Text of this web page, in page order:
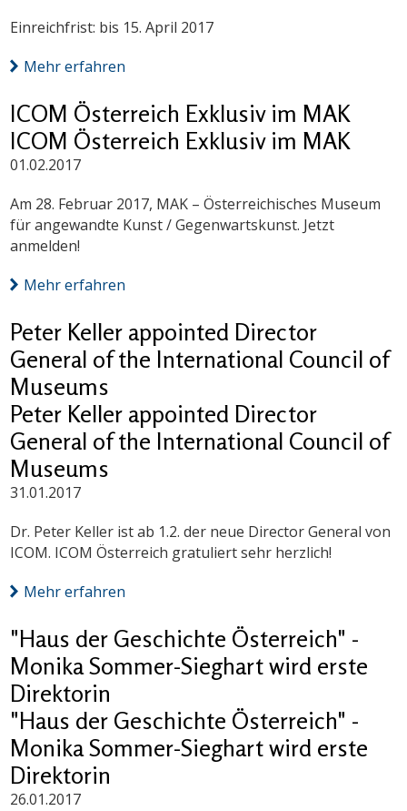
Einreichfrist: bis 15. April 2017
Mehr erfahren
ICOM Österreich Exklusiv im MAK
ICOM Österreich Exklusiv im MAK
01.02.2017
Am 28. Februar 2017, MAK – Österreichisches Museum
für angewandte Kunst / Gegenwartskunst. Jetzt
anmelden!
Mehr erfahren
Peter Keller appointed Director
General of the International Council of
Museums
Peter Keller appointed Director
General of the International Council of
Museums
31.01.2017
Dr. Peter Keller ist ab 1.2. der neue Director General von
ICOM. ICOM Österreich gratuliert sehr herzlich!
Mehr erfahren
"Haus der Geschichte Österreich" -
Monika Sommer-Sieghart wird erste
Direktorin
"Haus der Geschichte Österreich" -
Monika Sommer-Sieghart wird erste
Direktorin
26.01.2017